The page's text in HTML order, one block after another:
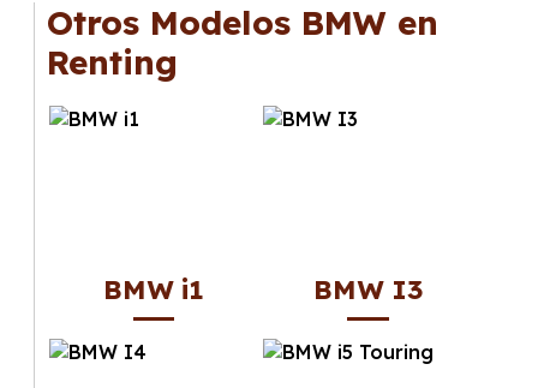
gusta cambiar de coche cada pocos años.
Otros Modelos BMW en
Renting
BMW i1 BMW I3